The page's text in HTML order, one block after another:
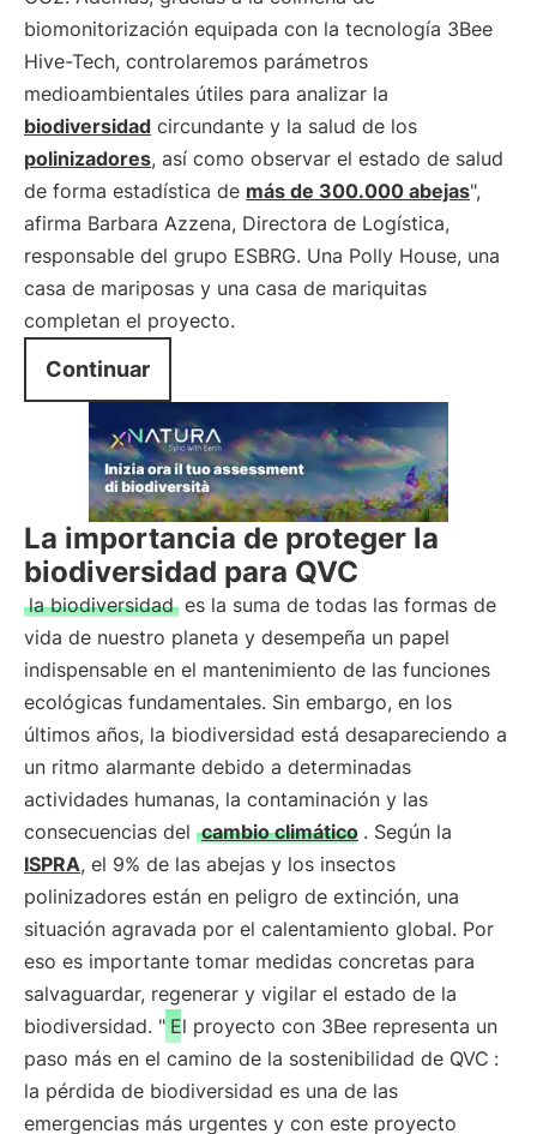
biomonitorización equipada con la tecnología 3Bee
Hive-Tech, controlaremos parámetros
medioambientales útiles para analizar la
biodiversidad circundante y la salud de los
polinizadores, así como observar el estado de salud
de forma estadística de más de 300.000 abejas",
afirma Barbara Azzena, Directora de Logística,
responsable del grupo ESBRG. Una Polly House, una
casa de mariposas y una casa de mariquitas
completan el proyecto.
Continuar
La importancia de proteger la
biodiversidad para QVC
la biodiversidad es la suma de todas las formas de
vida de nuestro planeta y desempeña un papel
indispensable en el mantenimiento de las funciones
ecológicas fundamentales. Sin embargo, en los
últimos años, la biodiversidad está desapareciendo a
un ritmo alarmante debido a determinadas
actividades humanas, la contaminación y las
consecuencias del cambio climático . Según la
ISPRA, el 9% de las abejas y los insectos
polinizadores están en peligro de extinción, una
situación agravada por el calentamiento global. Por
eso es importante tomar medidas concretas para
salvaguardar, regenerar y vigilar el estado de la
biodiversidad. " El proyecto con 3Bee representa un
paso más en el camino de la sostenibilidad de QVC :
la pérdida de biodiversidad es una de las
emergencias más urgentes y con este proyecto